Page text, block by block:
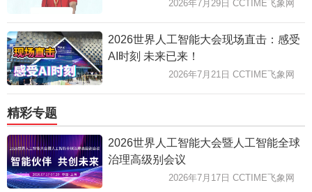
2026年7月29日 CCTIME飞象网
2026世界人工智能大会现场直击：感受
AI时刻 未来已来！
2026年7月21日 CCTIME飞象网
精彩专题
2026世界人工智能大会暨人工智能全球
治理高级别会议
2026年7月17日 CCTIME飞象网